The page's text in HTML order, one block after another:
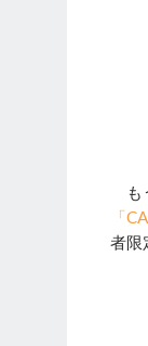
も
「
者限